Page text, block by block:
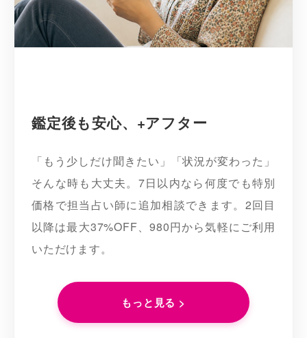
鑑定後も安心、+アフター
「もう少しだけ聞きたい」「状況が変わった」
そんな時も大丈夫。7日以内なら何度でも特別
価格で担当占い師に追加相談できます。2回目
以降は最大37%OFF、980円から気軽にご利用
いただけます。
もっと見る >